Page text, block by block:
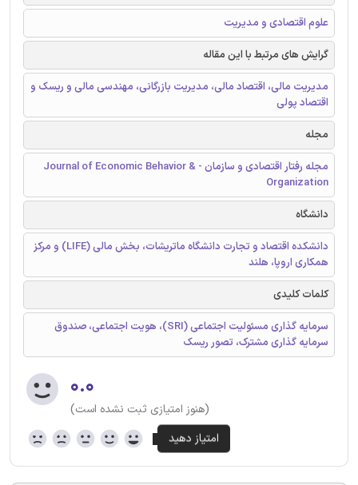
علوم اقتصادی و مدیریت
گرایش های مرتبط با این مقاله
مدیریت مالی، اقتصاد مالی، مدیریت بازرگانی، مهندسی مالی و ریسک و
اقتصاد پولی
مجله
مجله رفتار اقتصادی و سازمان - Journal of Economic Behavior &
Organization
دانشگاه
دانشکده اقتصاد و تجارت دانشگاه ماتریشات، بخش مالی (LIFE) و مرکز
همکاری اروپا، هلند
کلمات کلیدی
سرمایه گذاری مسئولیت اجتماعی (SRI)، هویت اجتماعی، صندوق
سرمایه گذاری مشترک، تصور ریسک
۰.۰
(هنوز امتیازی ثبت نشده است)